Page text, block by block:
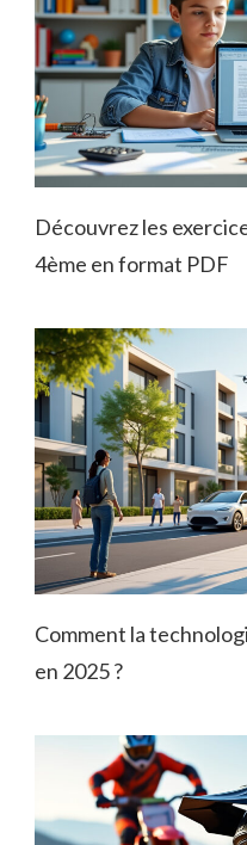
Découvrez les
4ème en format PDF
Comment la
en 2025 ?